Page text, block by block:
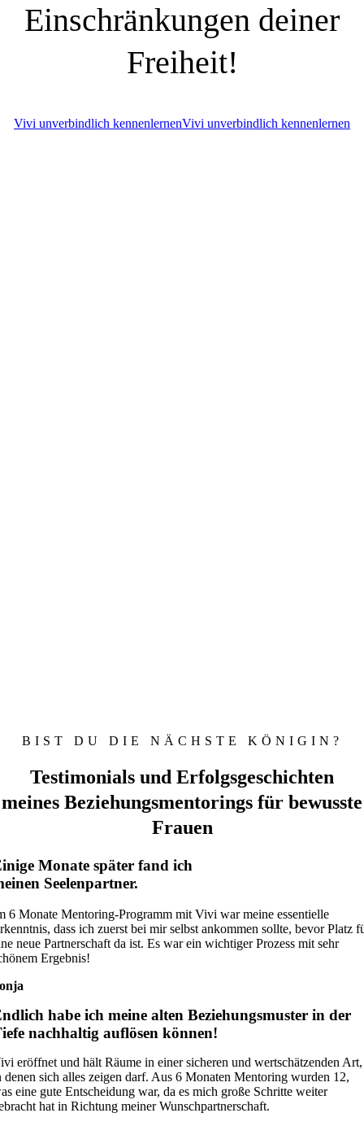
Einschränkungen deiner
Freiheit!
Vivi unverbindlich kennenlernenVivi unverbindlich kennenlernen
BIST DU DIE NÄCHSTE KÖNIGIN?
Testimonials und Erfolgsgeschichten
meines Beziehungs­mentorings für bewusste
Frauen
Monate später fand ich
Seelenpartner.
6 Monate Mentoring-Programm mit Vivi war meine essentielle
dass ich zuerst bei mir selbst ankommen sollte, bevor Platz
neue Partnerschaft da ist. Es war ein wichtiger Prozess mit sehr
Ergebnis!
habe ich meine alten Beziehungsmuster in der
nachhaltig auflösen können!
eröffnet und hält Räume in einer sicheren und wertschätzenden Art,
denen sich alles zeigen darf. Aus 6 Monaten Mentoring wurden 12,
eine gute Entscheidung war, da es mich große Schritte weiter
hat in Richtung meiner Wunschpartnerschaft.